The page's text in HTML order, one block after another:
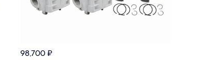
98,700 ₽